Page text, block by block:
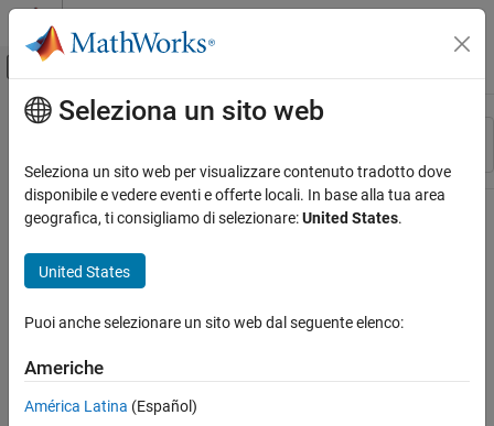
Vai al contenuto
Attiva/disattiva menu di navigazione
Risorsa
Stato
Contenuto principale
Seleziona un sito web
Seleziona un sito web per visualizzare contenuto tradotto dove
disponibile e vedere eventi e offerte locali. In base alla tua area
geografica, ti consigliamo di selezionare:United States.
United States
Puoi anche selezionare un sito web dal seguente elenco:
Americhe
América Latina (Español)